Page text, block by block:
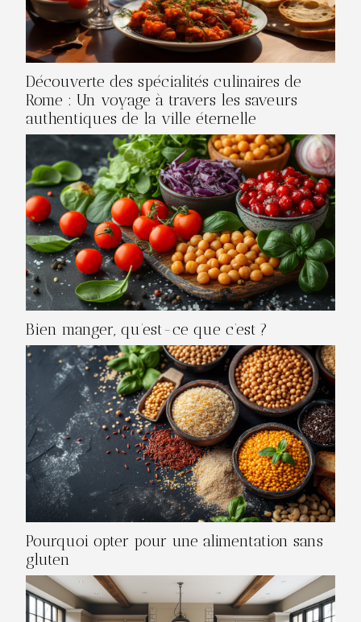
Découverte des spécialités culinaires de
Rome : Un voyage à travers les saveurs
authentiques de la ville éternelle
Bien manger, qu’est-ce que c’est ?
Pourquoi opter pour une alimentation sans
gluten